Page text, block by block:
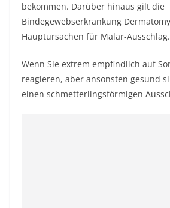
bekommen. Darüber hinaus gilt die
Bindegewebserkrankung
Hauptursachen für Malar-Ausschlag.
Wenn Sie extrem empfindlich auf
reagieren, aber ansonsten gesund
einen schmetterlingsförmigen